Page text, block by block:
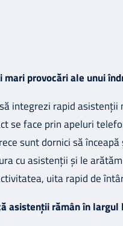
mari provocări ale unui
integrezi rapid asistenții
se face prin apeluri
sunt dornici să
cu asistenții și le
uita rapid de
asistenții rămân în